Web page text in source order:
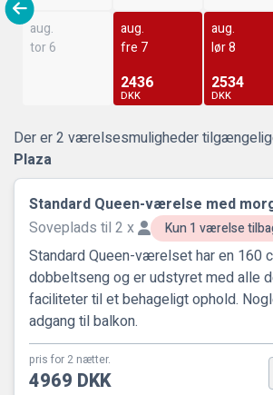
aug.
tor 6
aug.
fre 7
2436
DKK
aug.
lør 8
2534
DKK
Der er 2 værelsesmuligheder
Plaza
Standard Queen-værelse med
Soveplads til 2 x
Kun 1 værelse
Standard Queen-værelset har en 160
dobbeltseng og er udstyret med alle
faciliteter til et behageligt ophold.
adgang til balkon.
pris for 2 nætter.
4969 DKK